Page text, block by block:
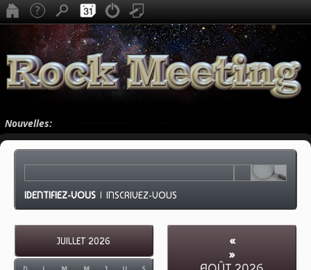
Nouvelles:
IDENTIFIEZ-VOUS |INSCRIVEZ-VOUS
JUILLET 2026
«
»